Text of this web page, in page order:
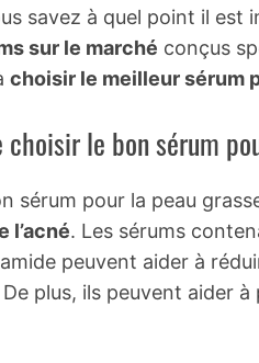
savez à quel point il est
sur le marché conçus
choisir le meilleur sérum
le bon sérum
sérum pour la peau
l’acné. Les sérums
peuvent aider à
plus, ils peuvent aider